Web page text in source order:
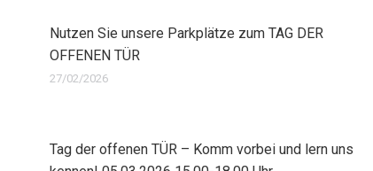
Nutzen Sie unsere Parkplätze zum TAG DER
OFFENEN TÜR
27/02/2026
Tag der offenen TÜR – Komm vorbei und lern uns